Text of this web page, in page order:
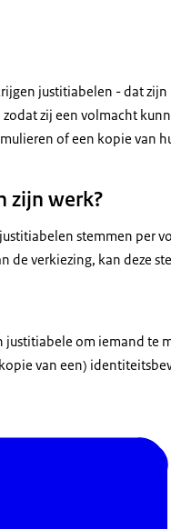
justitiabelen - dat
zij een volmacht
of een kopie van
zijn werk?
stemmen per
de verkiezing, kan deze
justitiabele om iemand
van een)